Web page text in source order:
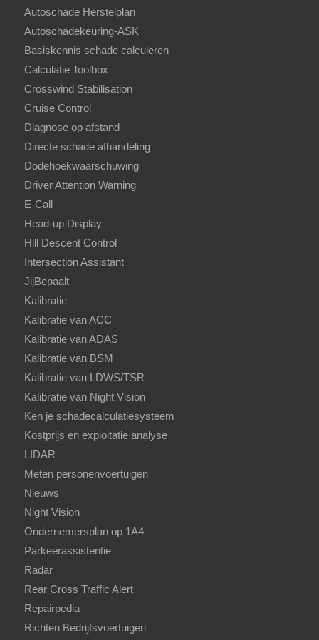
Autoschade Herstelplan
Autoschadekeuring-ASK
Basiskennis schade calculeren
Calculatie Toolbox
Crosswind Stabilisation
Cruise Control
Diagnose op afstand
Directe schade afhandeling
Dodehoekwaarschuwing
Driver Attention Warning
E-Call
Head-up Display
Hill Descent Control
Intersection Assistant
JijBepaalt
Kalibratie
Kalibratie van ACC
Kalibratie van ADAS
Kalibratie van BSM
Kalibratie van LDWS/TSR
Kalibratie van Night Vision
Ken je schadecalculatiesysteem
Kostprijs en exploitatie analyse
LIDAR
Meten personenvoertuigen
Nieuws
Night Vision
Ondernemersplan op 1A4
Parkeerassistentie
Radar
Rear Cross Traffic Alert
Repairpedia
Richten Bedrijfsvoertuigen